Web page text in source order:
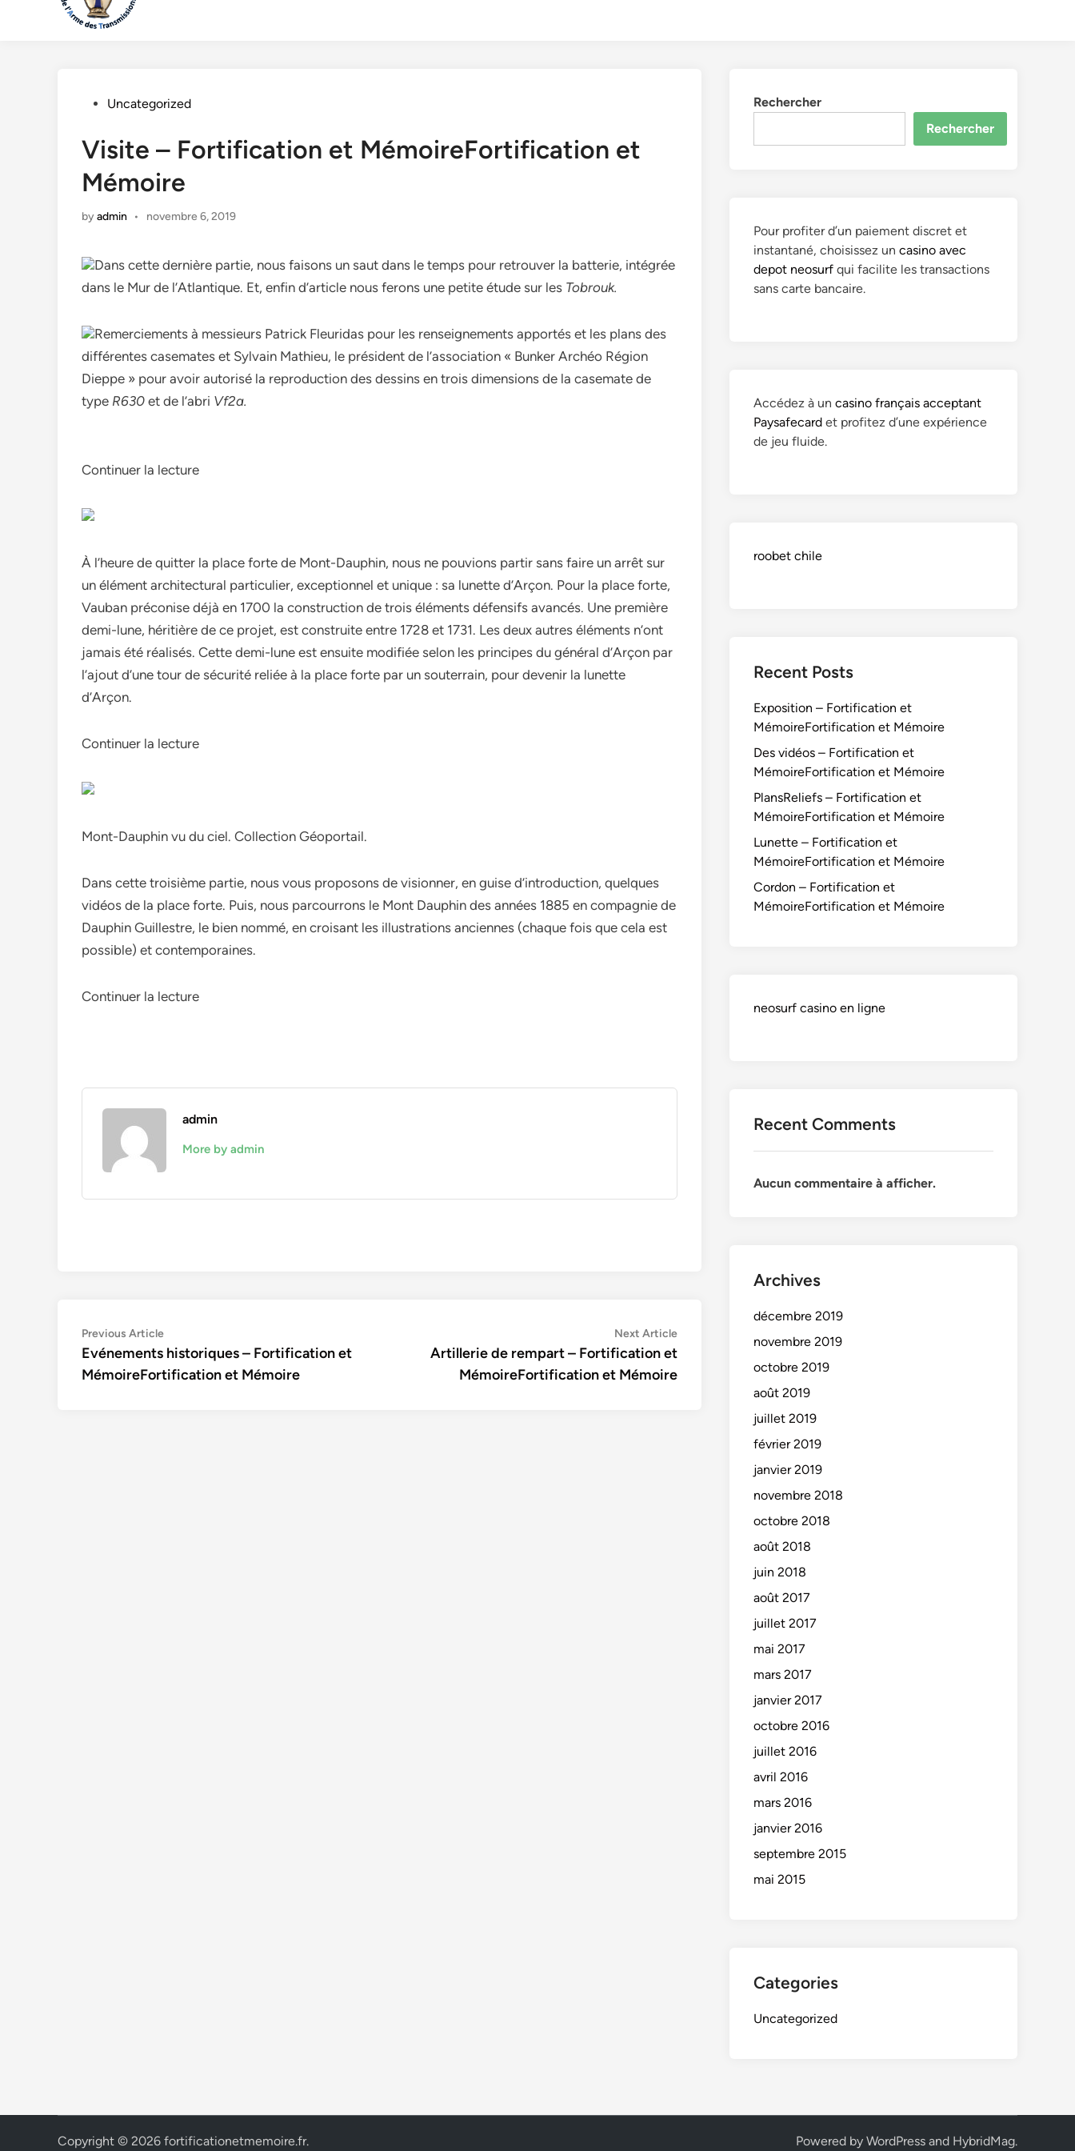
PostedUncategorized
Visite – Fortification et MémoireFortification et
Mémoire
byadmin • novembre 6, 2019
Dans cette dernière partie, nous faisons un saut dans le temps pour retrouver la batterie, intégrée
dans le Mur de l’Atlantique. Et, enfin d’article nous ferons une petite étude sur les Tobrouk.
Remerciements à messieurs Patrick Fleuridas pour les renseignements apportés et les plans des
différentes casemates et Sylvain Mathieu, le président de l’association « Bunker Archéo Région
Dieppe » pour avoir autorisé la reproduction des dessins en trois dimensions de la casemate de
type R630 et de l’abri Vf2a.
Continuer la lecture
À l’heure de quitter la place forte de Mont-Dauphin, nous ne pouvions partir sans faire un arrêt sur
un élément architectural particulier, exceptionnel et unique : sa lunette d’Arçon. Pour la place forte,
Vauban préconise déjà en 1700 la construction de trois éléments défensifs avancés. Une première
demi-lune, héritière de ce projet, est construite entre 1728 et 1731. Les deux autres éléments n’ont
jamais été réalisés. Cette demi-lune est ensuite modifiée selon les principes du général d’Arçon par
l’ajout d’une tour de sécurité reliée à la place forte par un souterrain, pour devenir la lunette
d’Arçon.
Continuer la lecture
Mont-Dauphin vu du ciel. Collection Géoportail.
Dans cette troisième partie, nous vous proposons de visionner, en guise d’introduction, quelques
vidéos de la place forte. Puis, nous parcourrons le Mont Dauphin des années 1885 en compagnie de
Dauphin Guillestre, le bien nommé, en croisant les illustrations anciennes (chaque fois que cela est
possible) et contemporaines.
Continuer la lecture
admin
More by admin
Navigation
de
l’article
Previous ArticlePrevious
article:
Evénements historiques – Fortification et
MémoireFortification et Mémoire
Next ArticleNext
article:
Artillerie de rempart – Fortification et
MémoireFortification et Mémoire
Rechercher
Rechercher
Pour profiter d’un paiement discret et
instantané, choisissez un casino avec
depot neosurf qui facilite les transactions
sans carte bancaire.
Accédez à un casino français acceptant
Paysafecard et profitez d’une expérience
de jeu fluide.
roobet chile
Recent Posts
Exposition – Fortification et
MémoireFortification et Mémoire
Des vidéos – Fortification et
MémoireFortification et Mémoire
PlansReliefs – Fortification et
MémoireFortification et Mémoire
Lunette – Fortification et
MémoireFortification et Mémoire
Cordon – Fortification et
MémoireFortification et Mémoire
neosurf casino en ligne
Recent Comments
Aucun commentaire à afficher.
Archives
décembre 2019
novembre 2019
octobre 2019
août 2019
juillet 2019
février 2019
janvier 2019
novembre 2018
octobre 2018
août 2018
juin 2018
août 2017
juillet 2017
mai 2017
mars 2017
janvier 2017
octobre 2016
juillet 2016
avril 2016
mars 2016
janvier 2016
septembre 2015
mai 2015
Categories
Uncategorized
Copyright © 2026 fortificationetmemoire.fr. Powered by WordPress and HybridMag.